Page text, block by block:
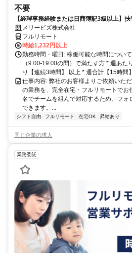
不要
【経理事務経験または日商簿記3級以上】
完全在宅で育児・介護中の方も大歓迎♪
メリービズ株式会社
フルリモート
時給1,232円以上
勤務時間・曜日: 稼働可能な時間につい
（9:00-19:00の間）で満たす方 * 週あた
り【連続3時間】 以上 * 週合計【15時間
仕事内容: 弊社のお客様よりご依頼いた
の業務を、完全在宅・フルリモートでお
名でチームを組んで対応するため、フォ
できます。...
シフト自由 フルリモート 在宅OK 昇給あり
同じ企業の求人
業務委託